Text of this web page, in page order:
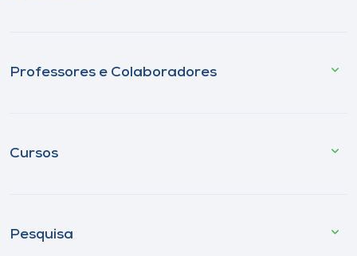
Professores e Colaboradores
Cursos
Pesquisa